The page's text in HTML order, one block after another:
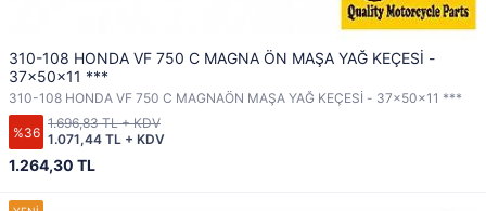
310-108 HONDA VF 750 C MAGNA ÖN MAŞA YAĞ KEÇESİ -
37x50x11 ***
310-108 HONDA VF 750 C MAGNAÖN MAŞA YAĞ KEÇESİ - 37x50x11 ***
%36
1.264,30 TL
1.071,44 TL + KDV
1.696,83 TL + KDV